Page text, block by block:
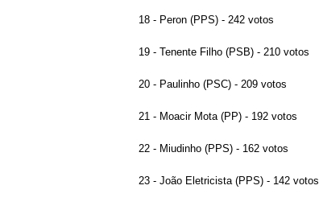
18 - Peron (PPS) - 242 votos
19 - Tenente Filho (PSB) - 210 votos
20 - Paulinho (PSC) - 209 votos
21 - Moacir Mota (PP) - 192 votos
22 - Miudinho (PPS) - 162 votos
23 - João Eletricista (PPS) - 142 votos